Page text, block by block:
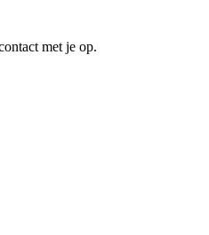
met je op.